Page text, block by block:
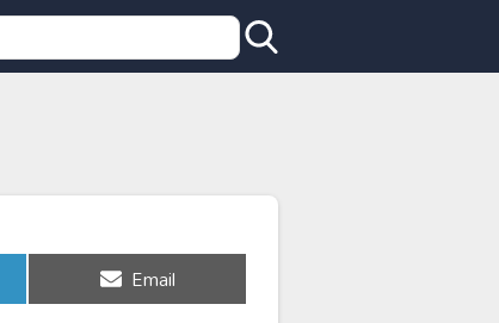
Share
on
Email